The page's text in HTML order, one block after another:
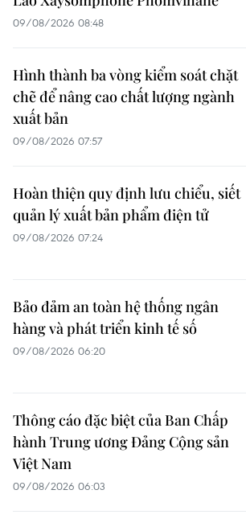
09/08/2026 08:48
Hình thành ba vòng kiểm soát chặt
chẽ để nâng cao chất lượng ngành
xuất bản
09/08/2026 07:57
Hoàn thiện quy định lưu chiểu, siết
quản lý xuất bản phẩm điện tử
09/08/2026 07:24
Bảo đảm an toàn hệ thống ngân
hàng và phát triển kinh tế số
09/08/2026 06:20
Thông cáo đặc biệt của Ban Chấp
hành Trung ương Đảng Cộng sản
Việt Nam
09/08/2026 06:03